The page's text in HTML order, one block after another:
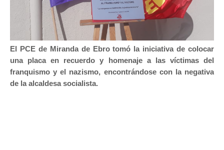
El PCE de Miranda de Ebro tomó la iniciativa de colocar
una placa en recuerdo y homenaje a las víctimas del
franquismo y el nazismo, encontrándose con la negativa
de la alcaldesa socialista.